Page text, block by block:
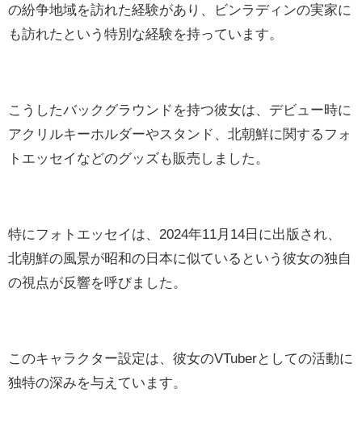
の紛争地域を訪れた経験があり、ビンラディンの実家に
も訪れたという特別な経験を持っています。
こうしたバックグラウンドを持つ彼女は、デビュー時に
アクリルキーホルダーやスタンド、北朝鮮に関するフォ
トエッセイなどのグッズも販売しました。
特にフォトエッセイは、2024年11月14日に出版され、
北朝鮮の風景が昭和の日本に似ているという彼女の独自
の視点が反響を呼びました。
このキャラクター設定は、彼女のVTuberとしての活動に
独特の深みを与えています。